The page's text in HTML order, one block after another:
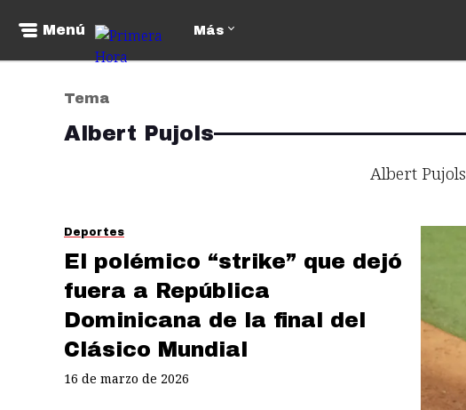
Menú Más
Tema
Albert Pujols
Albert Pujols
Deportes
El polémico “strike” que dejó
fuera a República
Dominicana de la final del
Clásico Mundial
16 de marzo de 2026